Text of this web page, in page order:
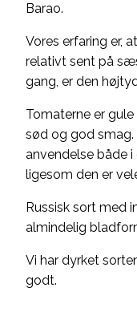
Barao.
Vores erfaring er,
relativt sent på
gang, er den
Tomaterne er
sød og god smag.
anvendelse både
ligesom den er
Russisk sort med
almindelig
Vi har dyrket
godt.